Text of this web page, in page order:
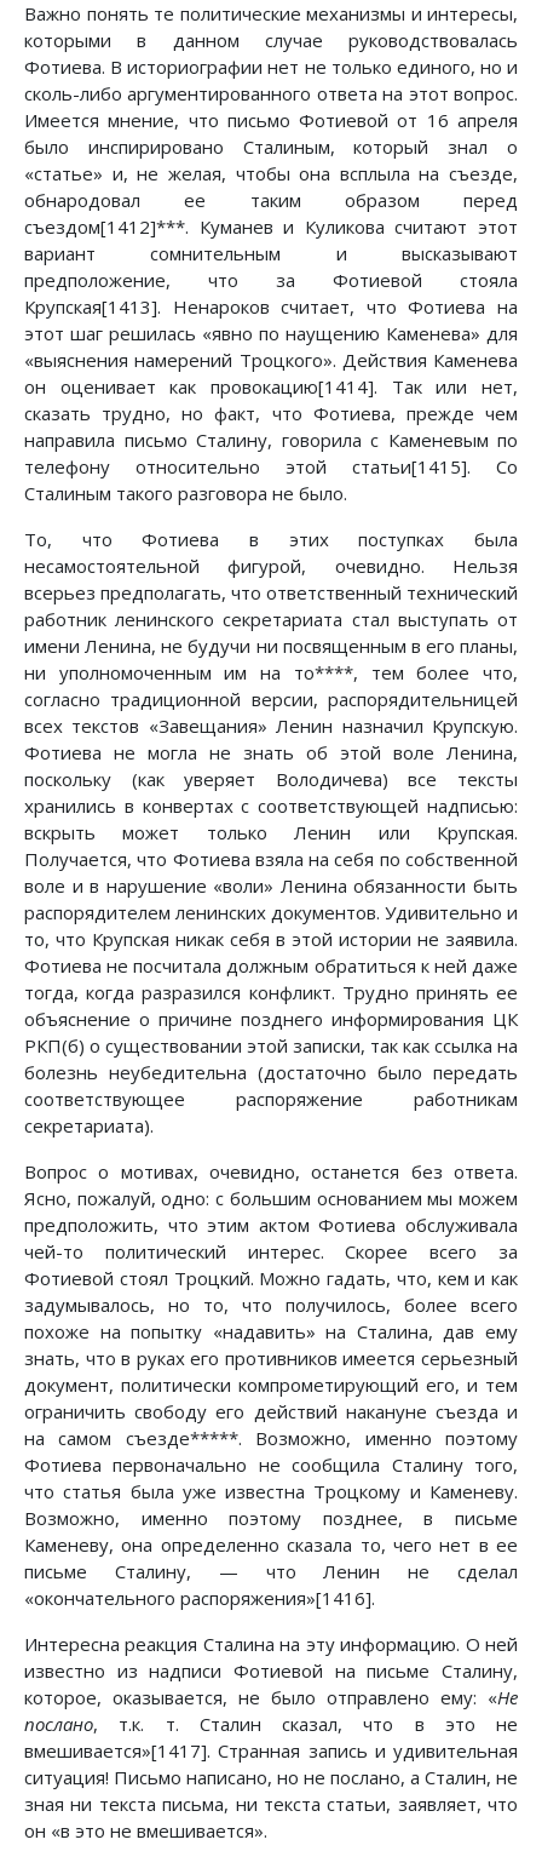
Важно понять те политические механизмы и интересы,
которыми в данном случае руководствовалась
Фотиева. В историографии нет не только единого, но и
сколь-либо аргументированного ответа на этот вопрос.
Имеется мнение, что письмо Фотиевой от 16 апреля
было инспирировано Сталиным, который знал о
«статье» и, не желая, чтобы она всплыла на съезде,
обнародовал ее таким образом перед
съездом[1412]***. Куманев и Куликова считают этот
вариант сомнительным и высказывают
предположение, что за Фотиевой стояла
Крупская[1413]. Ненароков считает, что Фотиева на
этот шаг решилась «явно по наущению Каменева» для
«выяснения намерений Троцкого». Действия Каменева
он оценивает как провокацию[1414]. Так или нет,
сказать трудно, но факт, что Фотиева, прежде чем
направила письмо Сталину, говорила с Каменевым по
телефону относительно этой статьи[1415]. Со
Сталиным такого разговора не было.
То, что Фотиева в этих поступках была
несамостоятельной фигурой, очевидно. Нельзя
всерьез предполагать, что ответственный технический
работник ленинского секретариата стал выступать от
имени Ленина, не будучи ни посвященным в его планы,
ни уполномоченным им на то****, тем более что,
согласно традиционной версии, распорядительницей
всех текстов «Завещания» Ленин назначил Крупскую.
Фотиева не могла не знать об этой воле Ленина,
поскольку (как уверяет Володичева) все тексты
хранились в конвертах с соответствующей надписью:
вскрыть может только Ленин или Крупская.
Получается, что Фотиева взяла на себя по собственной
воле и в нарушение «воли» Ленина обязанности быть
распорядителем ленинских документов. Удивительно и
то, что Крупская никак себя в этой истории не заявила.
Фотиева не посчитала должным обратиться к ней даже
тогда, когда разразился конфликт. Трудно принять ее
объяснение о причине позднего информирования ЦК
РКП(б) о существовании этой записки, так как ссылка на
болезнь неубедительна (достаточно было передать
соответствующее распоряжение работникам
секретариата).
Вопрос о мотивах, очевидно, останется без ответа.
Ясно, пожалуй, одно: с большим основанием мы можем
предположить, что этим актом Фотиева обслуживала
чей-то политический интерес. Скорее всего за
Фотиевой стоял Троцкий. Можно гадать, что, кем и как
задумывалось, но то, что получилось, более всего
похоже на попытку «надавить» на Сталина, дав ему
знать, что в руках его противников имеется серьезный
документ, политически компрометирующий его, и тем
ограничить свободу его действий накануне съезда и
на самом съезде*****. Возможно, именно поэтому
Фотиева первоначально не сообщила Сталину того,
что статья была уже известна Троцкому и Каменеву.
Возможно, именно поэтому позднее, в письме
Каменеву, она определенно сказала то, чего нет в ее
письме Сталину, — что Ленин не сделал
«окончательного распоряжения»[1416].
Интересна реакция Сталина на эту информацию. О ней
известно из надписи Фотиевой на письме Сталину,
которое, оказывается, не было отправлено ему: «Не
послано, т.к. т. Сталин сказал, что в это не
вмешивается»[1417]. Странная запись и удивительная
ситуация! Письмо написано, но не послано, а Сталин, не
зная ни текста письма, ни текста статьи, заявляет, что
он «в это не вмешивается».